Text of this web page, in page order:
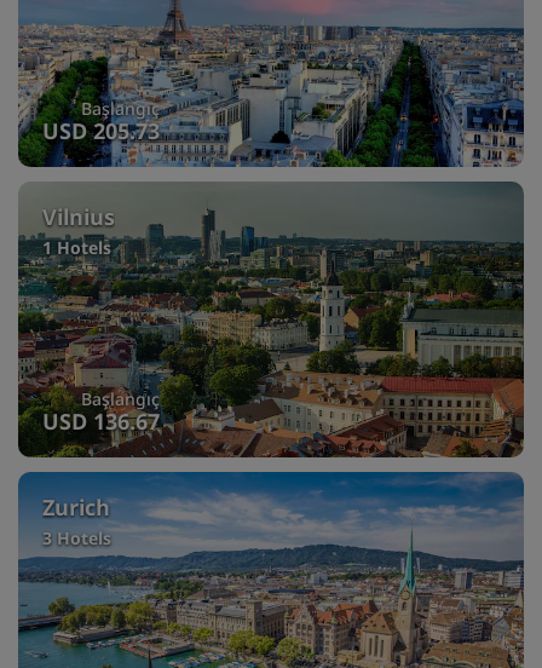
Başlangıç
USD 205.73
Vilnius
1 Hotels
Başlangıç
USD 136.67
Zurich
3 Hotels